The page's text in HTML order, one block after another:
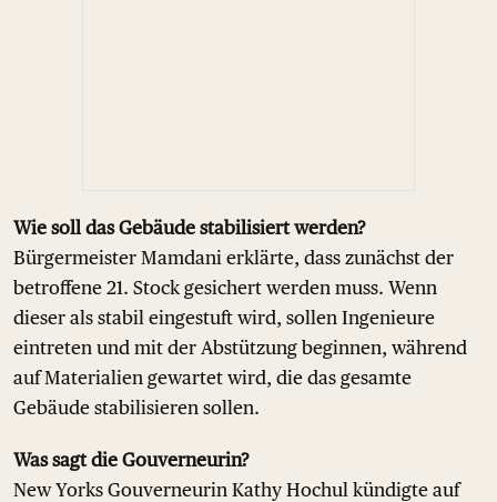
Wie soll das Gebäude stabilisiert werden?
Bürgermeister Mamdani erklärte, dass zunächst der
betroffene 21. Stock gesichert werden muss. Wenn
dieser als stabil eingestuft wird, sollen Ingenieure
eintreten und mit der Abstützung beginnen, während
auf Materialien gewartet wird, die das gesamte
Gebäude stabilisieren sollen.
Was sagt die Gouverneurin?
New Yorks Gouverneurin Kathy Hochul kündigte auf